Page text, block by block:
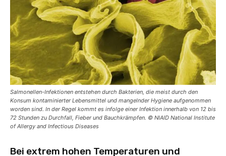
Salmonellen-Infektionen entstehen durch Bakterien, die meist durch den
Konsum kontaminierter Lebensmittel und mangelnder Hygiene aufgenommen
worden sind. In der Regel kommt es infolge einer Infektion innerhalb von 12 bis
72 Stunden zu Durchfall, Fieber und Bauchkrämpfen. © NIAID National Institute
of Allergy and Infectious Diseases
Bei extrem hohen Temperaturen und